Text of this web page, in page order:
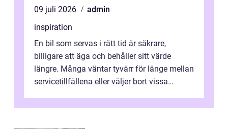
09 juli 2026
admin
inspiration
En bil som servas i rätt tid är säkrare,
billigare att äga och behåller sitt värde
längre. Många väntar tyvärr för länge mellan
servicetillfällena eller väljer bort vissa